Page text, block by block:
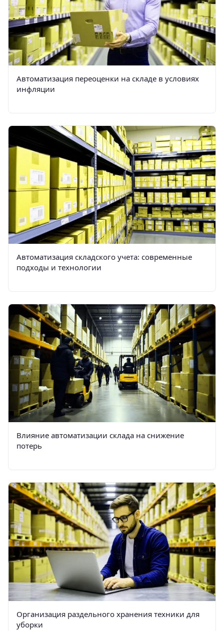
Автоматизация переоценки на складе в условиях
инфляции
Автоматизация складского учета: современные
подходы и технологии
Влияние автоматизации склада на снижение
потерь
Организация раздельного хранения техники для
уборки